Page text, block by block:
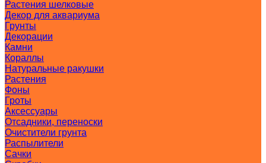
Растения шелковые
Декор для аквариума
Грунты
Декорации
Камни
Кораллы
Натуральные ракушки
Растения
Фоны
Гроты
Аксессуары
Отсадники, переноски
Очистители грунта
Распылители
Сачки